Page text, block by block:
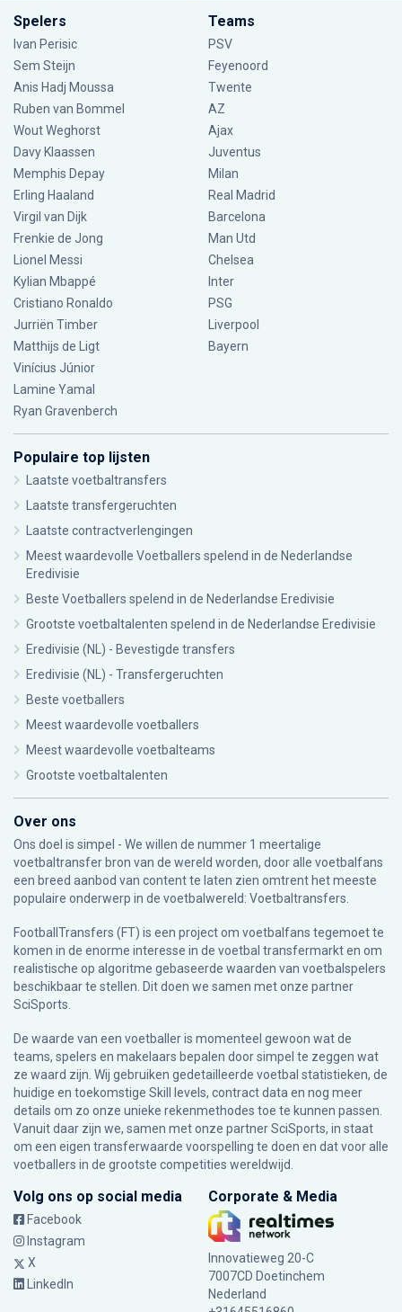
Spelers
Ivan Perisic
Sem Steijn
Anis Hadj Moussa
Ruben van Bommel
Wout Weghorst
Davy Klaassen
Memphis Depay
Erling Haaland
Virgil van Dijk
Frenkie de Jong
Lionel Messi
Kylian Mbappé
Cristiano Ronaldo
Jurriën Timber
Matthijs de Ligt
Vinícius Júnior
Lamine Yamal
Ryan Gravenberch
Teams
PSV
Feyenoord
Twente
AZ
Ajax
Juventus
Milan
Real Madrid
Barcelona
Man Utd
Chelsea
Inter
PSG
Liverpool
Bayern
Populaire top lijsten
Laatste voetbaltransfers
Laatste transfergeruchten
Laatste contractverlengingen
Meest waardevolle Voetballers spelend in de Nederlandse
Eredivisie
Beste Voetballers spelend in de Nederlandse Eredivisie
Grootste voetbaltalenten spelend in de Nederlandse Eredivisie
Eredivisie (NL) - Bevestigde transfers
Eredivisie (NL) - Transfergeruchten
Beste voetballers
Meest waardevolle voetballers
Meest waardevolle voetbalteams
Grootste voetbaltalenten
Over ons
Ons doel is simpel - We willen de nummer 1 meertalige
voetbaltransfer bron van de wereld worden, door alle voetbalfans
een breed aanbod van content te laten zien omtrent het meeste
populaire onderwerp in de voetbalwereld: Voetbaltransfers.
FootballTransfers (FT) is een project om voetbalfans tegemoet te
komen in de enorme interesse in de voetbal transfermarkt en om
realistische op algoritme gebaseerde waarden van voetbalspelers
beschikbaar te stellen. Dit doen we samen met onze partner
SciSports
De waarde van een voetballer is momenteel gewoon wat de
teams, spelers en makelaars bepalen door simpel te zeggen wat
ze waard zijn. Wij gebruiken gedetailleerde voetbal statistieken, de
huidige en toekomstige Skill levels, contract data en nog meer
details om zo onze unieke rekenmethodes toe te kunnen passen.
Vanuit daar zijn we, samen met onze partner SciSports, in staat
om een eigen transferwaarde voorspelling te doen en dat voor alle
voetballers in de grootste competities wereldwijd.
Volg ons op social media
Facebook
Instagram
X
LinkedIn
Corporate & Media
Innovatieweg 20-C
7007CD Doetinchem
Nederland